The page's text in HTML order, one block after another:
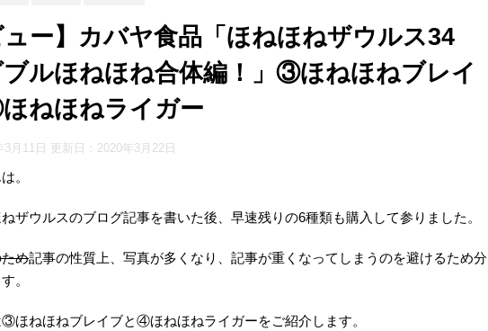
ュー】カバヤ食品「ほねほねザウルス34
ルほねほね合体編！」③ほねほねブレイ
ねほねライガー
月11日 更新日： 2020年3月22日
。
ザウルスのブログ記事を書いた後、早速残りの6種類も購入して参りました。
め記事の性質上、写真が多くなり、記事が重くなってしまうのを避けるため分
。
ほねほねブレイブと④ほねほねライガーをご紹介します。